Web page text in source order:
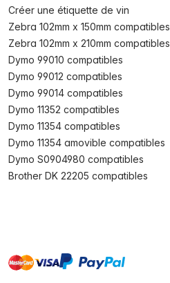
Créer une étiquette de vin
Zebra 102mm x 150mm compatibles
Zebra 102mm x 210mm compatibles
Dymo 99010 compatibles
Dymo 99012 compatibles
Dymo 99014 compatibles
Dymo 11352 compatibles
Dymo 11354 compatibles
Dymo 11354 amovible compatibles
Dymo S0904980 compatibles
Brother DK 22205 compatibles
mastervisa paypal